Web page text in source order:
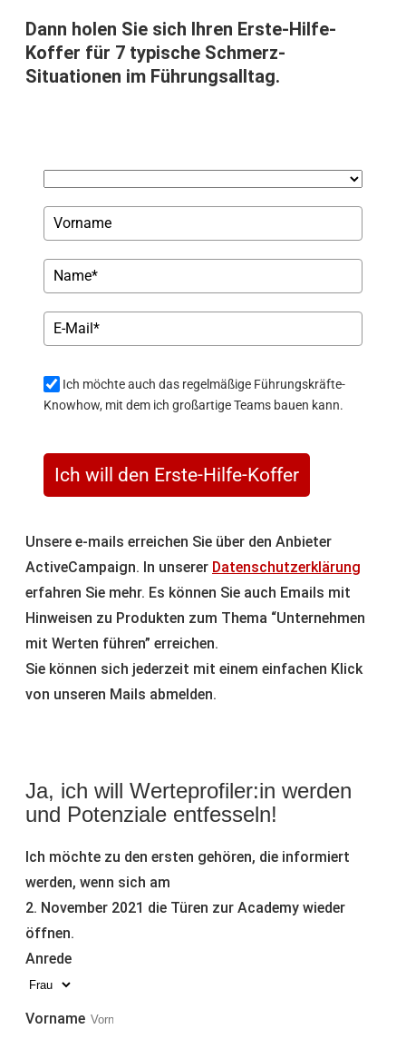
Dann holen Sie sich Ihren Erste-Hilfe-
Koffer für 7 typische Schmerz-
Situationen im Führungsalltag.
Ich möchte auch das regelmäßige Führungskräfte-
Knowhow, mit dem ich großartige Teams bauen kann.
Ich will den Erste-Hilfe-Koffer
Unsere e-mails erreichen Sie über den Anbieter
ActiveCampaign. In unserer Datenschutzerklärung
erfahren Sie mehr. Es können Sie auch Emails mit
Hinweisen zu Produkten zum Thema “Unternehmen
mit Werten führen” erreichen.
Sie können sich jederzeit mit einem einfachen Klick
von unseren Mails abmelden.
Ja, ich will Werteprofiler:in werden
und Potenziale entfesseln!
Ich möchte zu den ersten gehören, die informiert
werden, wenn sich am
2. November 2021 die Türen zur Academy wieder
öffnen.
Anrede
Vorname